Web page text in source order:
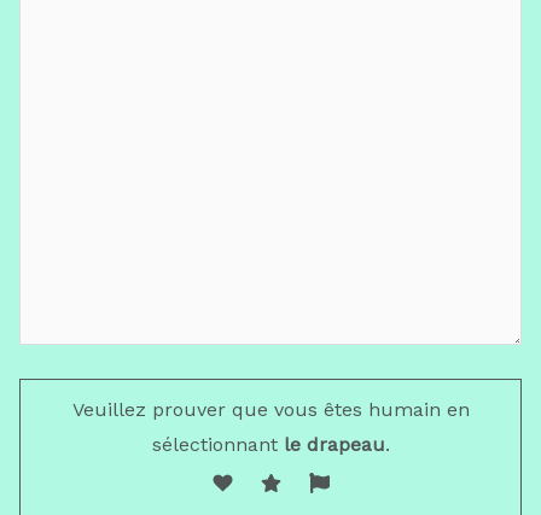
Veuillez prouver que vous êtes humain en
sélectionnantle drapeau.